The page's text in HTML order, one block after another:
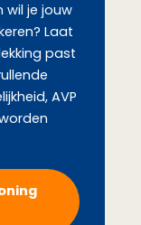
wil je jouw
Laat
past
AVP